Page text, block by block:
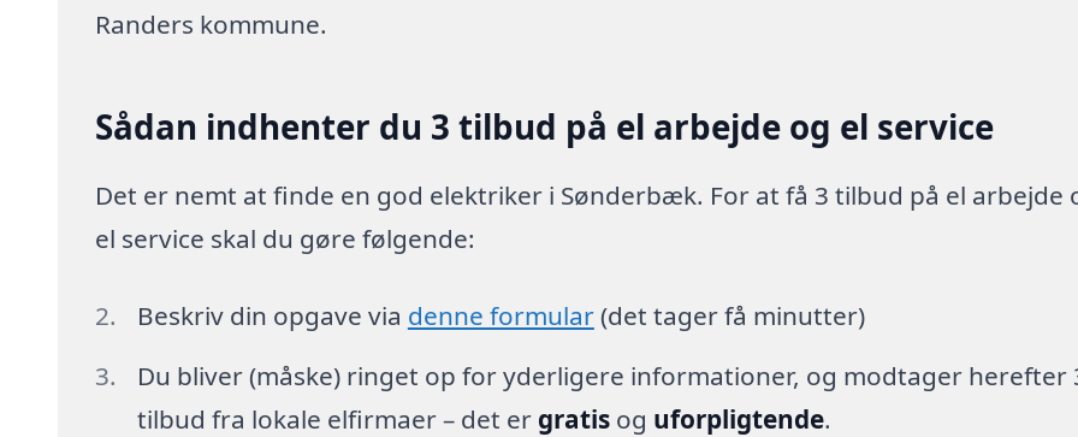
Randers kommune.
Sådan indhenter du 3 tilbud på el arbejde og el service
Det er nemt at finde en god elektriker i Sønderbæk. For at få 3 tilbud på el arbejde
el service skal du gøre følgende:
Beskriv din opgave via denne formular(det tager få minutter)
Du bliver (måske) ringet op for yderligere informationer, og modtager herefter
tilbud fra lokale elfirmaer – det er gratisog uforpligtende.